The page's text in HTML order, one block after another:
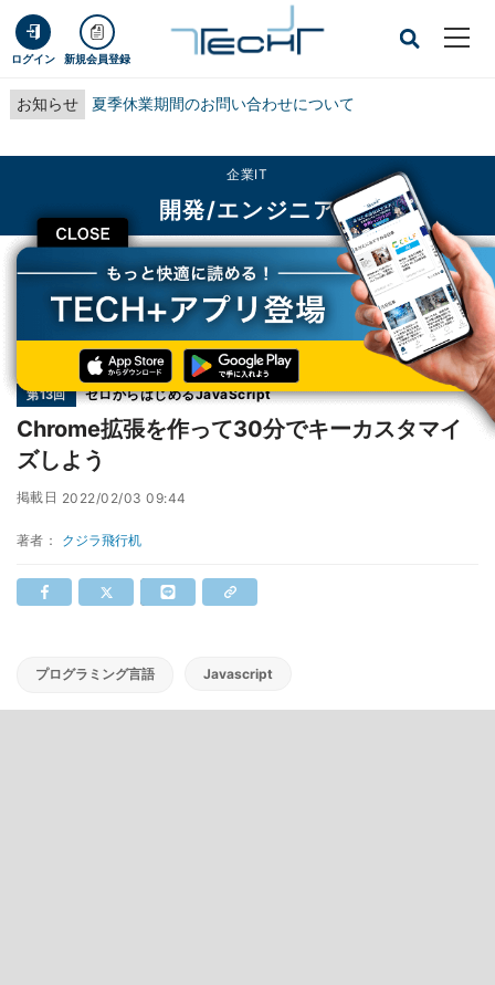
ログイン 新規会員登録
お知らせ 夏季休業期間のお問い合わせについて
CLOSE
企業IT
開発/エンジニア
TECH+ 企業IT
開発/エンジニア
Chrome拡張を作って30分でキーカスタマイズしよう
第13回 ゼロからはじめるJavaScript
Chrome拡張を作って30分でキーカスタマイ
ズしよう
掲載日 2022/02/03 09:44
著者： クジラ飛行机
プログラミング言語 Javascript